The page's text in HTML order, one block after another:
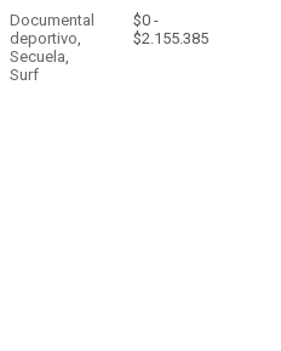
Documental
deportivo,
Secuela,
Surf
$0 -
$2.155.385